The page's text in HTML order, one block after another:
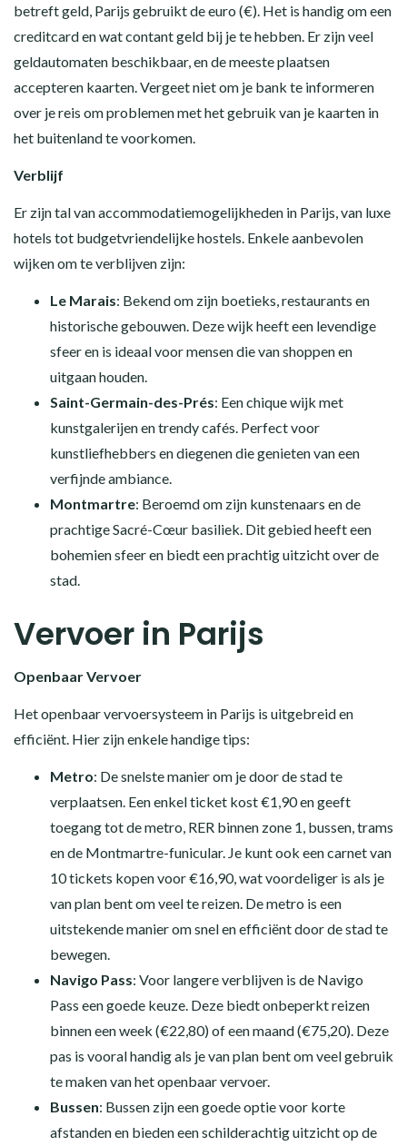
betreft geld, Parijs gebruikt de euro (€). Het is handig om een
creditcard en wat contant geld bij je te hebben. Er zijn veel
geldautomaten beschikbaar, en de meeste plaatsen
accepteren kaarten. Vergeet niet om je bank te informeren
over je reis om problemen met het gebruik van je kaarten in
het buitenland te voorkomen.
Verblijf
Er zijn tal van accommodatiemogelijkheden in Parijs, van luxe
hotels tot budgetvriendelijke hostels. Enkele aanbevolen
wijken om te verblijven zijn:
Le Marais: Bekend om zijn boetieks, restaurants en
historische gebouwen. Deze wijk heeft een levendige
sfeer en is ideaal voor mensen die van shoppen en
uitgaan houden.
Saint-Germain-des-Prés: Een chique wijk met
kunstgalerijen en trendy cafés. Perfect voor
kunstliefhebbers en diegenen die genieten van een
verfijnde ambiance.
Montmartre: Beroemd om zijn kunstenaars en de
prachtige Sacré-Cœur basiliek. Dit gebied heeft een
bohemien sfeer en biedt een prachtig uitzicht over de
stad.
Vervoer in Parijs
Openbaar Vervoer
Het openbaar vervoersysteem in Parijs is uitgebreid en
efficiënt. Hier zijn enkele handige tips:
Metro: De snelste manier om je door de stad te
verplaatsen. Een enkel ticket kost €1,90 en geeft
toegang tot de metro, RER binnen zone 1, bussen, trams
en de Montmartre-funicular. Je kunt ook een carnet van
10 tickets kopen voor €16,90, wat voordeliger is als je
van plan bent om veel te reizen. De metro is een
uitstekende manier om snel en efficiënt door de stad te
bewegen.
Navigo Pass: Voor langere verblijven is de Navigo
Pass een goede keuze. Deze biedt onbeperkt reizen
binnen een week (€22,80) of een maand (€75,20). Deze
pas is vooral handig als je van plan bent om veel gebruik
te maken van het openbaar vervoer.
Bussen: Bussen zijn een goede optie voor korte
afstanden en bieden een schilderachtig uitzicht op de